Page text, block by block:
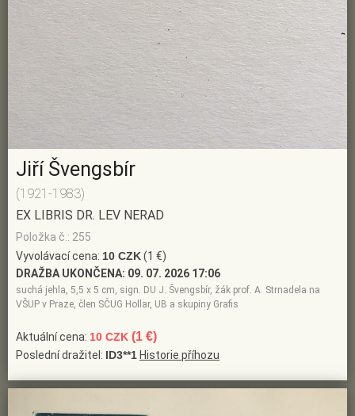
Jiří Švengsbír
(1921-1983)
EX LIBRIS DR. LEV NERAD
Položka č.: 255
Vyvolávací cena: 10 CZK(1 €)
DRAŽBA UKONČENA: 09. 07. 2026 17:06
suchá jehla, 5,5 x 5 cm, sign. DU J. Švengsbír, žák prof. A. Strnadela na
VŠUP v Praze, člen SČUG Hollar, UB a skupiny Grafis
Aktuální cena: 10 CZK (1 €)
Poslední dražitel: ID3**1 Historie příhozu